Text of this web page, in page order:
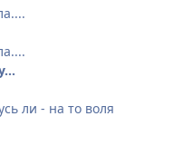
ли - на то воля